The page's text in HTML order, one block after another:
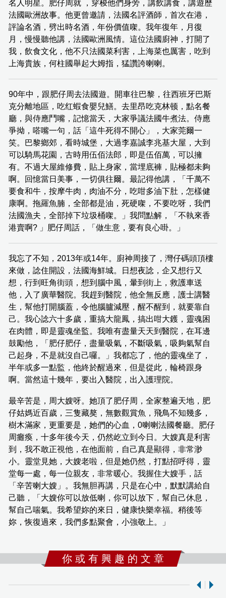
名人明星。肥仔周就 ，穿梭他們身旁，講飲講食，講遊歷
法國歐洲故事。他更曾邀請，法國名評酒師，首次在港，
評論名酒，劈出時名酒，年份價值㗎。我年復年，月復
月，慢慢聽他講，法國歐洲風情。這位法國廚神，打開了
我，飲食文化，他不只法國菜利害，上海菜也厲害，吃到
上海貴族，何柱國舉起大姆指，猛讚誇喇喇。
90年中，跟肥仔周去法國遊。開車往巴黎，往西班牙巴斯
克分離地區，吃红蝦食嬰兒鱔。去里昂吃克林顿，點名餐
廳，與侍應鬥嘴，記憶當天，大家爭議法國牛煮法。侍應
爭拗，嗒嘴一句，話「這牛死得不開心」，大家莞爾一
笑。巴黎鄉郊，看時城堡，大過李嘉誠李兆基大屋，大到
可以騎馬花園，古時用伍佰法郎，即是伍佰萬，可以擁
有。不過大屋維修費，貼上身家，當埋底褲，貼極都未夠
啊。回憶當日美事，一切俱往爾。最記得他講，「千萬不
要食和牛，按摩牛肉，肉油不分，吃咁多油下肚，怎樣健
康啊。拖羅魚腩，全部都是油，死硬㗎，不要吃呀，我們
法國漁夫，全部掉下垃圾桶㗎。」我問點解，「不執來香
港賣啊? 」肥仔周話，「做生意，要有良心啩。」
我忘了不知，2013年或14年。廚神周接了，灣仔碼頭頂樓
來做，諗住開設，法國海鮮城。日想夜諗，企又想行又
想，行到旺角街頭，想到腦中風，暈到街上，救護車送
他，入了廣華醫院。我趕到醫院，他全無反應，護士講醫
生，幫他打開腦蓋，令他腦臚減壓，醒不醒到，就要靠自
己。我心諗六十多歲，重搞大龍鳳，搞出咁大鑊，靈魂困
在肉體，即是靈魂坐監。我唯有盡量天天到醫院，在耳邊
鼓勵他，「肥仔肥仔，盡量吸氣，不斷吸氣，吸夠氣幫自
己起身，不是就沒自己囉。」我都忘了，他的靈魂坐了，
半年或多一點監，他終於醒過來，但是從此，輪椅跟身
啊。當然這十幾年，要出入醫院，出入護理院。
最辛苦是，周大嫂呀。她頂了肥仔周，全家整遍天地，肥
仔姑媽近百歲，三隻藏獒，無數觀賞魚，飛鳥不知幾多，
樹木滿家，更重要是，她們的心血，0喇喇法國餐廳。肥仔
周癱瘓，十多年後今天，仍然屹立到今日。大嫂真是利害
到，我不敢正視他，在他面前，自己真是顯得，非常渺
小。靈堂見她，大嫂老啦，但是她仍然，打點招呼得，靈
堂每一處，每一位親友，非常暖心。我握住大嫂手，話
「辛苦喇大嫂」。我無胆再講，只是在心中，默默講給自
己聽，「大嫂你可以放低喇，你可以放下，幫自己休息，
幫自己喘氣。我希望妳的來日，健康快樂幸福。稍後等
妳，恢復過來，我們多點聚會，小強敬上。」
你 或 有 興 趣 的 文 章